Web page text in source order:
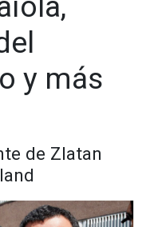
y más
de Zlatan